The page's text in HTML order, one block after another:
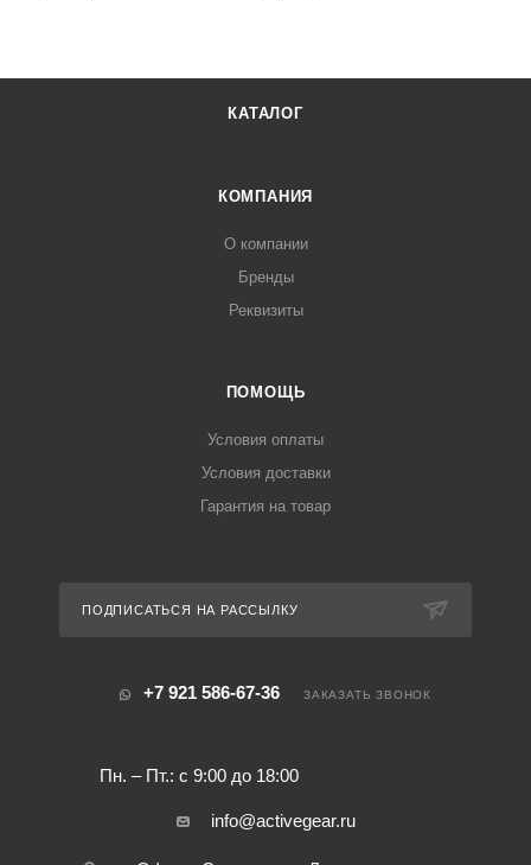
КАТАЛОГ
КОМПАНИЯ
О компании
Бренды
Реквизиты
ПОМОЩЬ
Условия оплаты
Условия доставки
Гарантия на товар
ПОДПИСАТЬСЯ НА РАССЫЛКУ
+7 921 586-67-36
Пн. – Пт.: с 9:00 до 18:00
ЗАКАЗАТЬ ЗВОНОК
info@activegear.ru